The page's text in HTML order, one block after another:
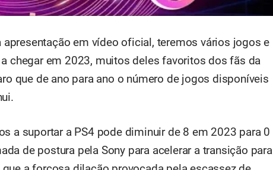
em vídeo oficial, teremos vários jogos e
chegar em 2023, muitos deles favoritos dos fãs da
que de ano para ano o número de jogos disponíveis
a suportar a PS4 pode diminuir de 8 em 2023 para 0
de postura pela Sony para acelerar a transição para